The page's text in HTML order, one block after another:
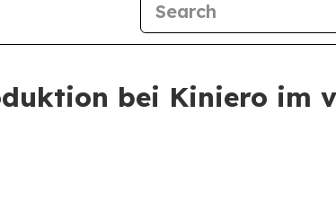
bei Kiniero im